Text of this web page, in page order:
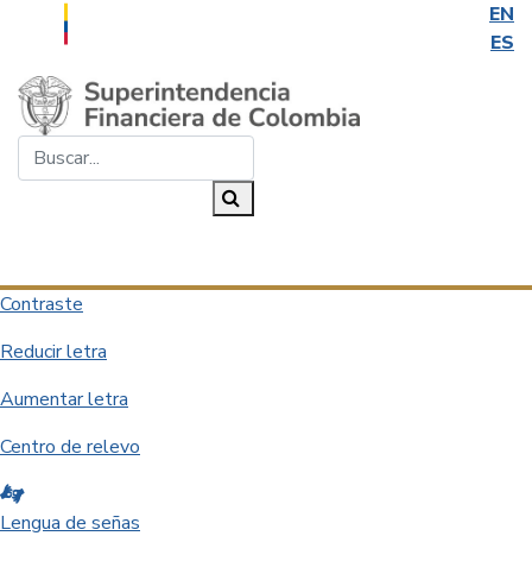
EN
ES
Saltar al contenido principal
Contraste
Reducir letra
Aumentar letra
Centro de relevo
Lengua de señas